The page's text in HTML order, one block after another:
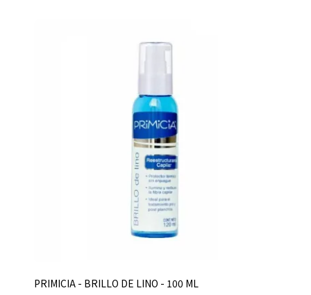
PRIMICIA - BRILLO DE LINO - 100 ML